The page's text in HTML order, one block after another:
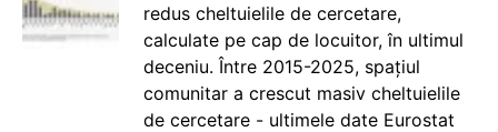
redus cheltuielile de cercetare,
calculate pe cap de locuitor, în ultimul
deceniu. Între 2015-2025, spațiul
comunitar a crescut masiv cheltuielile
de cercetare - ultimele date Eurostat